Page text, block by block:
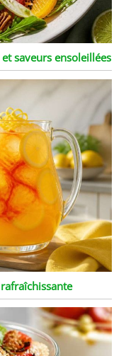
saveurs ensoleillées